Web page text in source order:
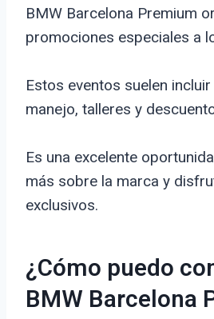
BMW Barcelona Premium
promociones especiales a
Estos eventos suelen
manejo, talleres y
Es una excelente
más sobre la marca y
exclusivos.
¿Cómo puedo
BMW Barcelona